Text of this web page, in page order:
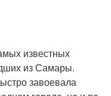
известных
из Самары.
завоевала